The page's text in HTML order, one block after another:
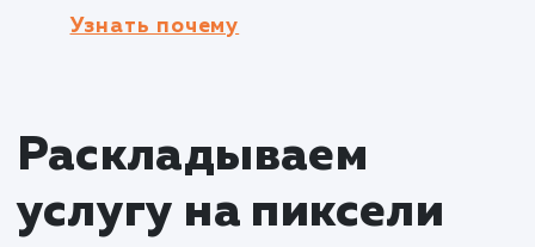
посещаемостью: Услуга улучшения
производительности базы данных MySQL
может быть излишней для малых веб-сайтов